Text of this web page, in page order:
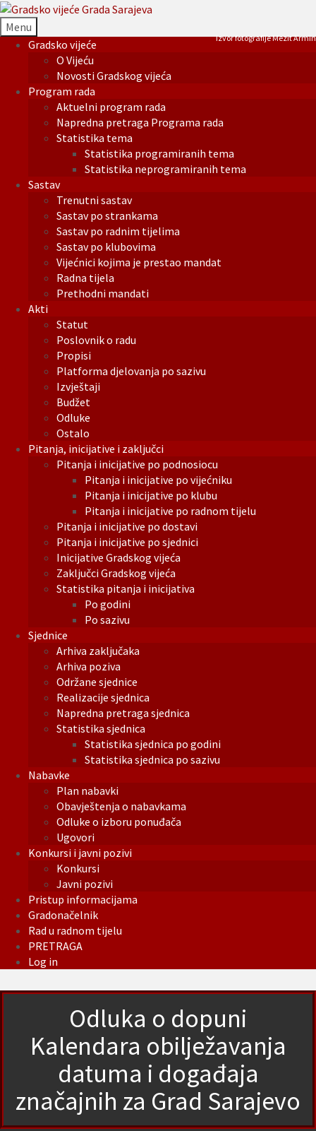
Menu
Gradsko vijeće
O Vijeću
Novosti Gradskog vijeća
Program rada
Aktuelni program rada
Napredna pretraga Programa rada
Statistika tema
Statistika programiranih tema
Statistika neprogramiranih tema
Sastav
Trenutni sastav
Sastav po strankama
Sastav po radnim tijelima
Sastav po klubovima
Vijećnici kojima je prestao mandat
Radna tijela
Prethodni mandati
Akti
Statut
Poslovnik o radu
Propisi
Platforma djelovanja po sazivu
Izvještaji
Budžet
Odluke
Ostalo
Pitanja, inicijative i zaključci
Pitanja i inicijative po podnosiocu
Pitanja i inicijative po vijećniku
Pitanja i inicijative po klubu
Pitanja i inicijative po radnom tijelu
Pitanja i inicijative po dostavi
Pitanja i inicijative po sjednici
Inicijative Gradskog vijeća
Zaključci Gradskog vijeća
Statistika pitanja i inicijativa
Po godini
Po sazivu
Sjednice
Arhiva zaključaka
Arhiva poziva
Održane sjednice
Realizacije sjednica
Napredna pretraga sjednica
Statistika sjednica
Statistika sjednica po godini
Statistika sjednica po sazivu
Nabavke
Plan nabavki
Obavještenja o nabavkama
Odluke o izboru ponuđača
Ugovori
Konkursi i javni pozivi
Konkursi
Javni pozivi
Pristup informacijama
Gradonačelnik
Rad u radnom tijelu
PRETRAGA
Log in
Izvor fotografije Mezit Armin
Odluka o dopuni
Kalendara obilježavanja
datuma i događaja
značajnih za Grad Sarajevo